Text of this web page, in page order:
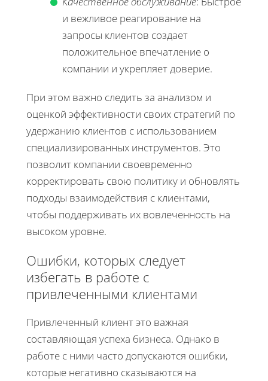
и вежливое реагирование на
запросы клиентов создает
положительное впечатление о
компании и укрепляет доверие.
При этом важно следить за анализом и
оценкой эффективности своих стратегий по
удержанию клиентов с использованием
специализированных инструментов. Это
позволит компании своевременно
корректировать свою политику и обновлять
подходы взаимодействия с клиентами,
чтобы поддерживать их вовлеченность на
высоком уровне.
Ошибки, которых следует
избегать в работе с
привлеченными клиентами
Привлеченный клиент это важная
составляющая успеха бизнеса. Однако в
работе с ними часто допускаются ошибки,
которые негативно сказываются на